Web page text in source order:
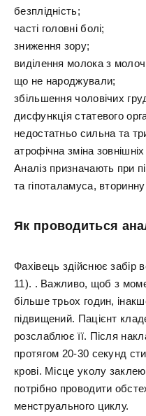
безплідність;
часті головні болі;
зниження зору;
виділення молока з
що не народжували;
збільшення чоловічих
дисфункція статевого
недостатньо сильна та
атрофічна зміна
Аналіз призначають при
та гіпоталамуса,
Як проводиться
Фахівець здійснює забір
11). . Важливо, щоб з
більше трьох годин,
підвищений. Пацієнт
розслаблює її. Після
протягом 20-30 секунд
крові. Місце уколу
потрібно проводити
менструального циклу.